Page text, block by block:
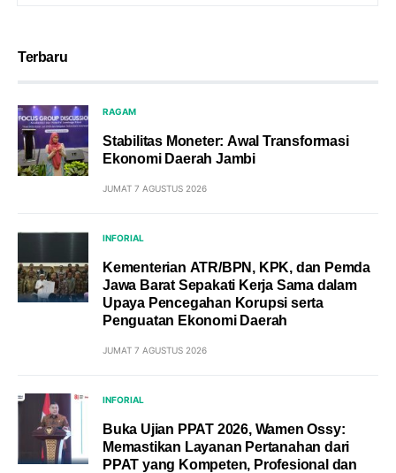
Terbaru
RAGAM
Stabilitas Moneter: Awal Transformasi
Ekonomi Daerah Jambi
JUMAT 7 AGUSTUS 2026
INFORIAL
Kementerian ATR/BPN, KPK, dan Pemda
Jawa Barat Sepakati Kerja Sama dalam
Upaya Pencegahan Korupsi serta
Penguatan Ekonomi Daerah
JUMAT 7 AGUSTUS 2026
INFORIAL
Buka Ujian PPAT 2026, Wamen Ossy:
Memastikan Layanan Pertanahan dari
PPAT yang Kompeten, Profesional dan